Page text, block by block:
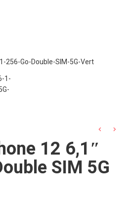
12 6,1″
SIM 5G